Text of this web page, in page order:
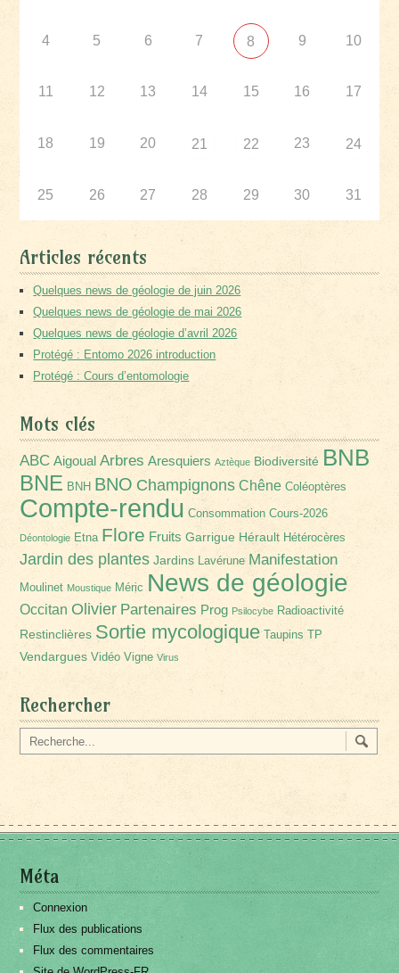
4 5 6 7 8 9 10
11 12 13 14 15 16 17
18 19 20 21 22 23 24
25 26 27 28 29 30 31
Articles récents
Quelques news de géologie de juin 2026
Quelques news de géologie de mai 2026
Quelques news de géologie d’avril 2026
Protégé : Entomo 2026 introduction
Protégé : Cours d’entomologie
Mots clés
ABC Aigoual Arbres Aresquiers Aztèque Biodiversité BNB
BNE BNH BNO Champignons Chêne Coléoptères
Compte-rendu Consommation Cours-2026
Déontologie Etna Flore Fruits Garrigue Hérault Hétérocères
Jardin des plantes Jardins Lavérune Manifestation
Moulinet Moustique Méric News de géologie
Occitan Olivier Partenaires Prog Psilocybe Radioactivité
Restinclières Sortie mycologique Taupins TP
Vendargues Vidéo Vigne Virus
Rechercher
Méta
Connexion
Flux des publications
Flux des commentaires